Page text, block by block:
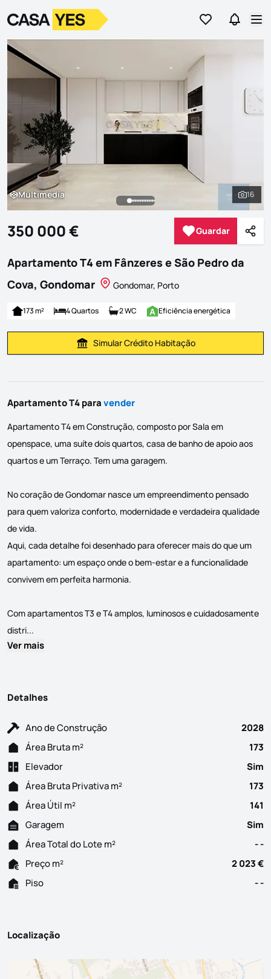
Ir para osIr para
LogoIr para a homepage
Multimédia
Multimédia Ver
16
350 000 € Guardar
Guardar
Apartamento T4 em Fânzeres e São Pedro da
Cova, Gondomar
Gondomar, Porto
173 m² 4 Quartos 2 WC Eficiência energética
Simular Prestação
Simular Crédito Habitação
Apartamento T4 paravender
Apartamento T4 em Construção, composto por Sala em
openspace, uma suíte dois quartos, casa de banho de apoio aos
quartos e um Terraço. Tem uma garagem.
No coração de Gondomar nasce um empreendimento pensado
para quem valoriza conforto, modernidade e verdadeira qualidade
de vida.
Aqui, cada detalhe foi desenhado para oferecer mais do que um
apartamento: um espaço onde o bem-estar e a funcionalidade
convivem em perfeita harmonia.
Com apartamentos T3 e T4 amplos, luminosos e cuidadosamente
distri...
Ver mais
Detalhes
Ano de Construção
2028
Área Bruta m²
173
Elevador
Sim
Área Bruta Privativa m²
173
Área Útil m²
141
Garagem
Sim
Área Total do Lote m²
- -
Preço m²
2 023 €
Piso
- -
Localização